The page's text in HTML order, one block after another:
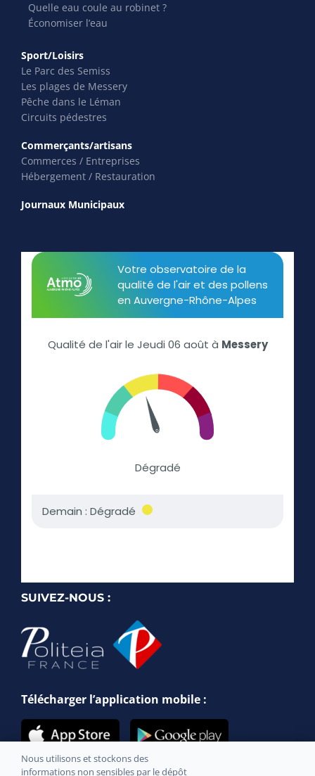
Quelle eau coule au robinet ?
Économiser l’eau
Sport/Loisirs
Le Parc des Semiss
Les plages de Messery
Pêche dans le Léman
Circuits pédestres
Commerçants/artisans
Commerces / Entreprises
Hébergement / Restauration
Journaux Municipaux
SUIVEZ-NOUS :
Télécharger l’application mobile :
Nous utilisons et stockons des
informations non sensibles par le dépôt